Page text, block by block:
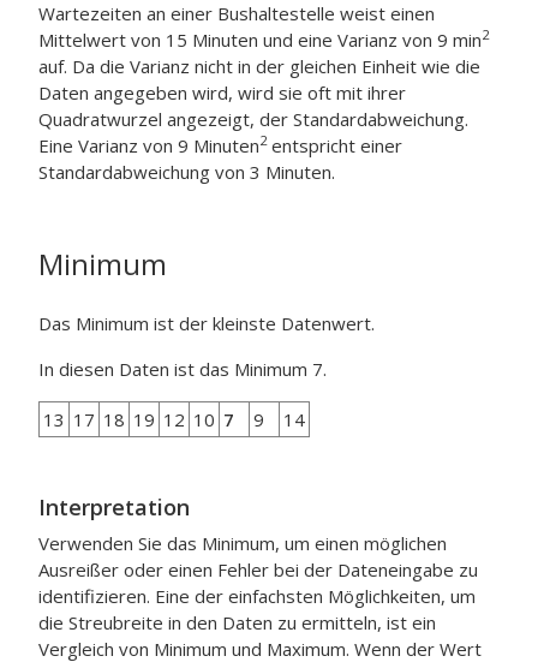
Wartezeiten an einer Bushaltestelle weist einen
Mittelwert von 15 Minuten und eine Varianz von 9 min2
auf. Da die Varianz nicht in der gleichen Einheit wie die
Daten angegeben wird, wird sie oft mit ihrer
Quadratwurzel angezeigt, der Standardabweichung.
Eine Varianz von 9 Minuten2entspricht einer
Standardabweichung von 3 Minuten.
Minimum
Das Minimum ist der kleinste Datenwert.
In diesen Daten ist das Minimum 7.
13 17 18 19 12 10 7 9 14
Interpretation
Verwenden Sie das Minimum, um einen möglichen
Ausreißer oder einen Fehler bei der Dateneingabe zu
identifizieren. Eine der einfachsten Möglichkeiten, um
die Streubreite in den Daten zu ermitteln, ist ein
Vergleich von Minimum und Maximum. Wenn der Wert